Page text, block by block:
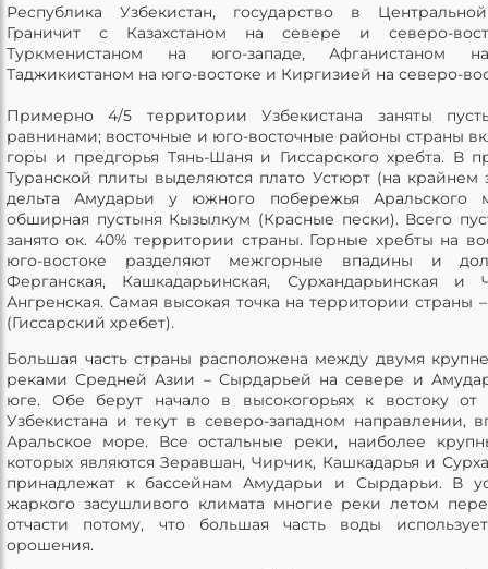
Республика Узбекистан, государство в
Граничит с Казахстаном на севере и северо-
Туркменистаном на юго-западе, Афганистаном
Таджикистаном на юго-востоке и Киргизией на северо-
Примерно 4/5 территории Узбекистана заняты
равнинами; восточные и юго-восточные районы страны
горы и предгорья Тянь-Шаня и Гиссарского хребта. В
Туранской плиты выделяются плато Устюрт (на крайнем
дельта Амударьи у южного побережья Аральского
обширная пустыня Кызылкум (Красные пески). Всего
занято ок. 40% территории страны. Горные хребты на
юго-востоке разделяют межгорные впадины и
Ферганская, Кашкадарьинская, Сурхандарьинская и
Ангренская. Самая высокая точка на территории страны
(Гиссарский хребет).
Большая часть страны расположена между двумя
реками Средней Азии – Сырдарьей на севере и
юге. Обе берут начало в высокогорьях к востоку от
Узбекистана и текут в северо-западном направлении,
Аральское море. Все остальные реки, наиболее
которых являются Зеравшан, Чирчик, Кашкадарья и
принадлежат к бассейнам Амударьи и Сырдарьи. В
жаркого засушливого климата многие реки летом
отчасти потому, что большая часть воды
орошения.